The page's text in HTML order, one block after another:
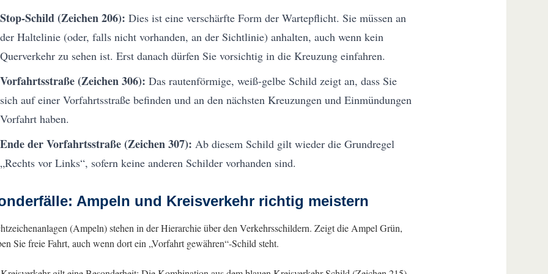
Stop-Schild (Zeichen 206): Dies ist eine verschärfte Form der Wartepflicht. Sie müssen an
der Haltelinie (oder, falls nicht vorhanden, an der Sichtlinie) anhalten, auch wenn kein
Querverkehr zu sehen ist. Erst danach dürfen Sie vorsichtig in die Kreuzung einfahren.
Vorfahrtsstraße (Zeichen 306): Das rautenförmige, weiß-gelbe Schild zeigt an, dass Sie
sich auf einer Vorfahrtsstraße befinden und an den nächsten Kreuzungen und Einmündungen
Vorfahrt haben.
Ende der Vorfahrtsstraße (Zeichen 307): Ab diesem Schild gilt wieder die Grundregel
„Rechts vor Links“, sofern keine anderen Schilder vorhanden sind.
Ampeln und Kreisverkehr richtig meistern
(Ampeln) stehen in der Hierarchie über den Verkehrsschildern. Zeigt die Ampel Grün,
Sie freie Fahrt, auch wenn dort ein „Vorfahrt gewähren“-Schild steht.